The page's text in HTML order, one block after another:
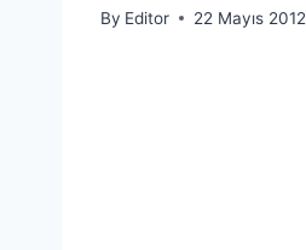
By Editor 22 Mayıs 2012